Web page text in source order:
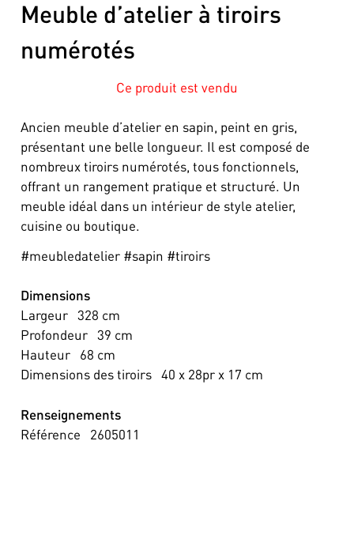
Meuble d’atelier à tiroirs
numérotés
Ce produit est vendu
Ancien meuble d’atelier en sapin, peint en gris,
présentant une belle longueur. Il est composé de
nombreux tiroirs numérotés, tous fonctionnels,
offrant un rangement pratique et structuré. Un
meuble idéal dans un intérieur de style atelier,
cuisine ou boutique.
#meubledatelier #sapin #tiroirs
Dimensions
Largeur 328 cm
Profondeur 39 cm
Hauteur
68 cm
Dimensions des tiroirs 40 x 28pr x 17 cm
Renseignements
Référence
2605011